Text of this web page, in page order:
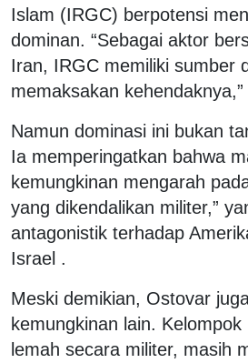
Islam (IRGC) berpotensi
dominan. “Sebagai aktor
Iran, IRGC memiliki sumber
memaksakan
Namun dominasi ini bukan
Ia memperingatkan bahwa
kemungkinan mengarah
yang dikendalikan militer,”
antagonistik terhadap
Israel .
Meski demikian, Ostovar
kemungkinan lain.
lemah secara militer, masih